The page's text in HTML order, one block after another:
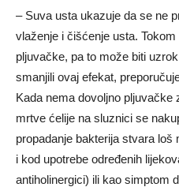
– Suva usta ukazuje da se ne
vlaženje i čišćenje usta.
pljuvačke, pa to može biti
smanjili ovaj efekat,
Kada nema dovoljno pljuvačke
mrtve ćelije na sluznici se
propadanje bakterija stvara
i kod upotrebe određenih
antiholinergici) ili kao simptom